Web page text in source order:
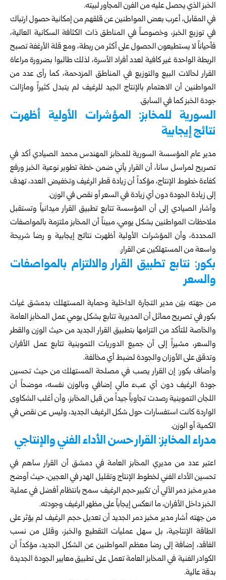
الخبز الذي يحصل عليه من الفرن المجاور لبيته.
في المقابل، أعرب بعض المواطنين عن قلقهم من إمكانية حصول ارتباك
في توزيع الخبز، وخصوصاً في المناطق ذات الكثافة السكانية العالية،
فأحياناً لا يستطيعون الحصول على أكثر من ربطة، ومع قلة الأرغفة تصبح
الربطة الواحدة غير كافية لعدد أفراد الأسرة، لذلك طالبوا بضرورة مراعاة
القرار لحالات البيع والتوزيع في المناطق المزدحمة، كما رأى عدد من
المواطنين أن الاهتمام بالإنتاج الجيد للرغيف لم يتبدل كثيراً ومازالت
جودة الخبز كما في السابق.
السورية للمخابز: المؤشرات الأولية أظهرت
نتائج إيجابية
مدير عام المؤسسة السورية للمخابز المهندس محمد الصيادي أكد في
تصريح لمراسل سانا، أن القرار يأتي ضمن خطة تطوير نوعية الخبز ورفع
كفاءة خطوط الإنتاج، مؤكداً أن زيادة قطر الرغيف وتخفيض العدد، تهدف
إلى زيادة الجودة دون أي زيادة في السعر أو نقص في الوزن.
وأشار الصيادي إلى أن المؤسسة تتابع تطبيق القرار ميدانياً وتستقبل
ملاحظات المواطنين بشكل يومي، مبيناً أن المخابز ملتزمة بالمواصفات
المحددة، وأن المؤشرات الأولية أظهرت نتائج إيجابية و رضا شريحة
واسعة من المستهلكين عن القرار.
بكور: نتابع تطبيق القرار والالتزام بالمواصفات
والسعر
من جهته بيّن مدير التجارة الداخلية وحماية المستهلك بدمشق غياث
بكور في تصريح مماثل أن المديرية تتابع بشكل يومي عمل المخابز العامة
والخاصة للتأكد من التزامها بتطبيق القرار الجديد من حيث الوزن والقطر
والسعر، مشيراً إلى أن جميع الدوريات التموينية تتابع عمل الأفران
وتدقق على الأوزان والجودة لضبط أي مخالفة.
وأضاف بكور: إن القرار يصب في مصلحة المستهلك من حيث تحسين
جودة الرغيف دون أي عبء مالي إضافي وبالوزن نفسه، موضحاً أن
اللجان التموينية رصدت تجاوباً جيداً من قبل المخابز، وأن أغلب الشكاوى
الواردة كانت استفسارات حول شكل الرغيف الجديد، وليس عن نقص في
الكمية أو الوزن.
مدراء المخابز: القرار حسن الأداء الفني والإنتاجي
اعتبر عدد من مديري المخابز العامة في دمشق أن القرار ساهم في
تحسين الأداء الفني لخطوط الإنتاج وتقليل الهدر في العجين، حيث أوضح
مدير مخبز دمر الآلي أن تكبير حجم الرغيف سمح بانتظام أفضل في عملية
الخبز داخل الأفران، ما انعكس إيجاباً على مظهر الرغيف وجودته.
من جهته أشار مدير مخبز دمر الجديد أن تعديل حجم الرغيف لم يؤثر على
الطاقة الإنتاجية، بل سهل عمليات التقطيع والخبز، وقلل من نسب
الفاقد، إضافة إلى رضا معظم المواطنين عن الشكل الجديد، مؤكداً أن
الكوادر الفنية في المخابز العامة تعمل على تطبيق معايير الجودة الجديدة
بدقة عالية.